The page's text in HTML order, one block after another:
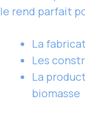
le rend parfait
La
Les
La
biomasse